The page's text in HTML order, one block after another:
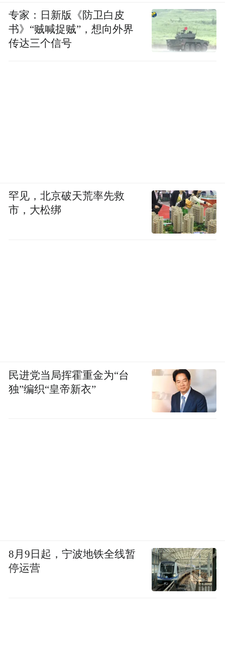
专家：日新版《防卫白皮
书》“贼喊捉贼”，想向外界
传达三个信号
罕见，北京破天荒率先救
市，大松绑
民进党当局挥霍重金为“台
独”编织“皇帝新衣”
8月9日起，宁波地铁全线暂
停运营